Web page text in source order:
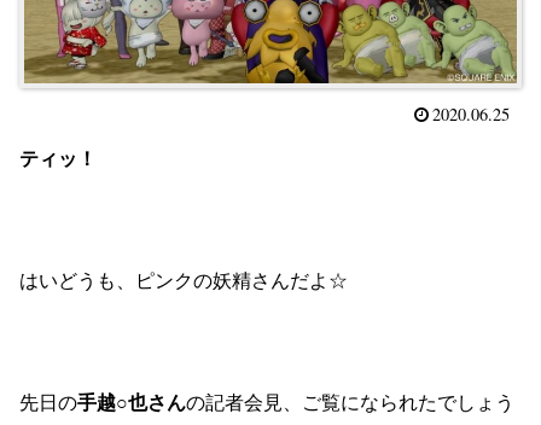
2020.06.25
ティッ！
はいどうも、ピンクの妖精さんだよ☆
先日の手越○也さんの記者会見、ご覧になられたでしょう